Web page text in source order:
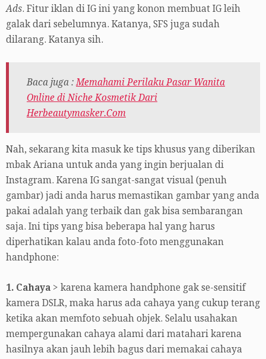
Ads. Fitur iklan di IG ini yang konon membuat IG leih
galak dari sebelumnya. Katanya, SFS juga sudah
dilarang. Katanya sih.
Baca juga :Memahami Perilaku Pasar Wanita
Online di Niche Kosmetik Dari
Herbeautymasker.Com
Nah, sekarang kita masuk ke tips khusus yang diberikan
mbak Ariana untuk anda yang ingin berjualan di
Instagram. Karena IG sangat-sangat visual (penuh
gambar) jadi anda harus memastikan gambar yang anda
pakai adalah yang terbaik dan gak bisa sembarangan
saja. Ini tips yang bisa beberapa hal yang harus
diperhatikan kalau anda foto-foto menggunakan
handphone:
1. Cahaya > karena kamera handphone gak se-sensitif
kamera DSLR, maka harus ada cahaya yang cukup terang
ketika akan memfoto sebuah objek. Selalu usahakan
mempergunakan cahaya alami dari matahari karena
hasilnya akan jauh lebih bagus dari memakai cahaya